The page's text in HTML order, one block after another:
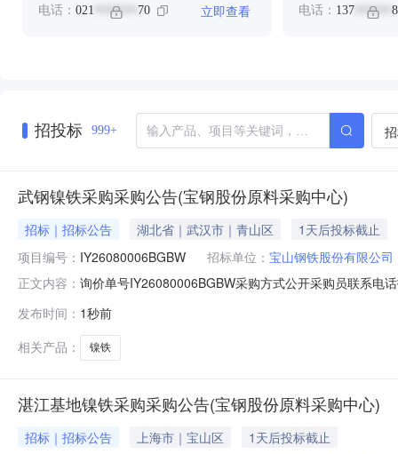
电话： 021 ******* 70 立即查看 电话： 137 ******
招投标 999+
武钢镍铁采购采购公告(宝钢股份原料采购中心)
招标｜招标公告 湖北省｜武汉市｜青山区
1天后投标截止
项目编号： IY26080006BGBW 招标单位： 宝山钢铁股份有限公司
正文内容： 询价单号IY26080006BGBW采购方式公开采购员联系电
保证金额度：300000.0元三、商务条款：定价说明：湿
发布时间： 1秒前
相关产品：
镍铁
湛江基地镍铁采购采购公告(宝钢股份原料采购中心)
招标｜招标公告 上海市｜宝山区
1天后投标截止